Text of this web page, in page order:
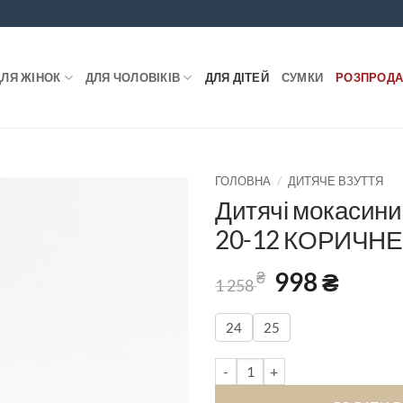
ЖІНОК ДЛЯ ЧОЛОВІКІВ ДЛЯ ДІТЕЙ СУМКИ
ГОЛОВНА / ДИТЯЧЕ ВЗУТТЯ
Дитячі
20-12
1 258₴ Оригінальна
1
258 ₴.
998₴
24 25
Дитячі мокасини MIDO